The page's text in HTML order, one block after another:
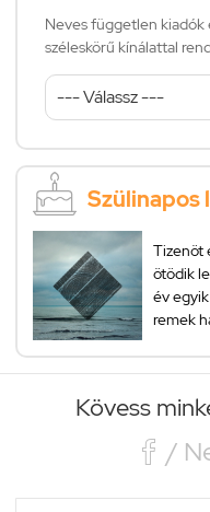
Neves független kiadók
széleskörű kínálattal
Szülinapos
Tizenöt
ötödik
év
remek
Kövess
 /